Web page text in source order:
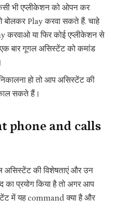
भी एप्लीकेशन को ओपन कर
Play करवा सकते हैं. चाहे
या फिर कोई एप्लीकेशन से
बार गूगल असिस्टेंट को कमांड
हो तो आप असिस्टेंट की
सकते हैं।
phone and calls
असिस्टेंट की विशेषताएं और उन
का प्रयोग किया है तो अगर आप
में यह command क्या है और